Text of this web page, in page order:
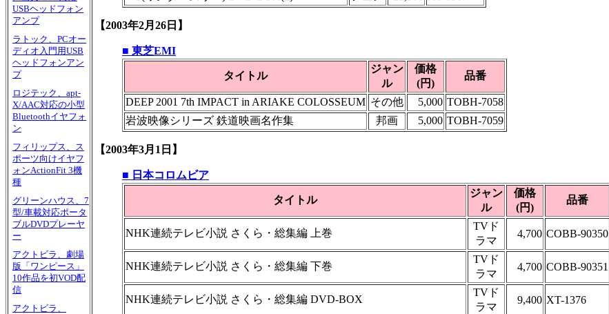
USBヘッドフォン
アンプ
ラトック、PCオー
ディオ入門用USB
ヘッドフォンアン
プ
ロジテック、apt-
X/AAC対応の小型
Bluetoothイヤフォ
ン
フィリップス、ス
ポーツ向けイヤフ
ォンActionFit 3機
種
グリーンハウス、7
型/車載対応ポータ
ブルDVDプレーヤ
ー
アクトビラ、劇場
版「ワンピース」
10作品を初VOD配
信
アクトビラ、
【2003年2月26日】
■ 東芝EMI
タイトル
ジャン
ル
価格
(円)
品番
DEEP 2001 7th IMPACT in ARIAKE COLOSSEUM その他 5,000 TOBH-7058
岩波映像シリーズ 鉄道映画名作集
邦画 5,000 TOBH-7059
【2003年3月1日】
■ 日本コロムビア
タイトル
ジャン
ル
価格
(円)
品番
NHK連続テレビ小説 さくら・総集編 上巻
TVド
ラマ
4,700 COBB-90350
NHK連続テレビ小説 さくら・総集編 下巻
TVド
ラマ
4,700 COBB-90351
NHK連続テレビ小説 さくら・総集編 DVD-BOX
TVド
ラマ
9,400 XT-1376